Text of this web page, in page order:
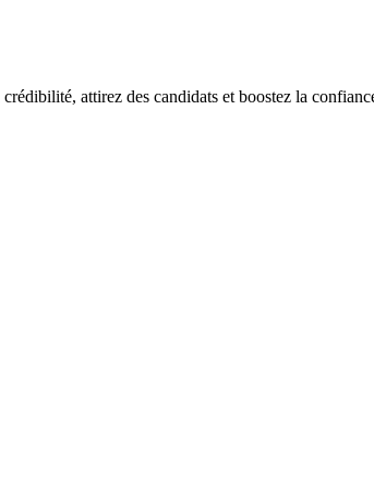
attirez des candidats et boostez la